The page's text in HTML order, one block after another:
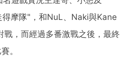
摩隊"，和NuL、Naki與Kane
，而經過多番激戰之後，最終
。